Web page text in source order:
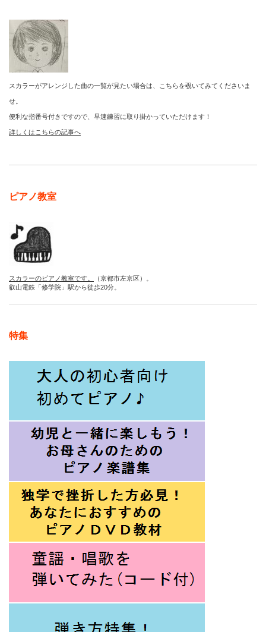
スカラーがアレンジした曲の一覧が見たい場合は、こちらを覗いてみてくださいま
せ。
便利な指番号付きですので、早速練習に取り掛かっていただけます！
詳しくはこちらの記事へ
ピアノ教室
スカラーのピアノ教室です。
（京都市左京区）。
叡山電鉄「修学院」駅から徒歩20分。
特集